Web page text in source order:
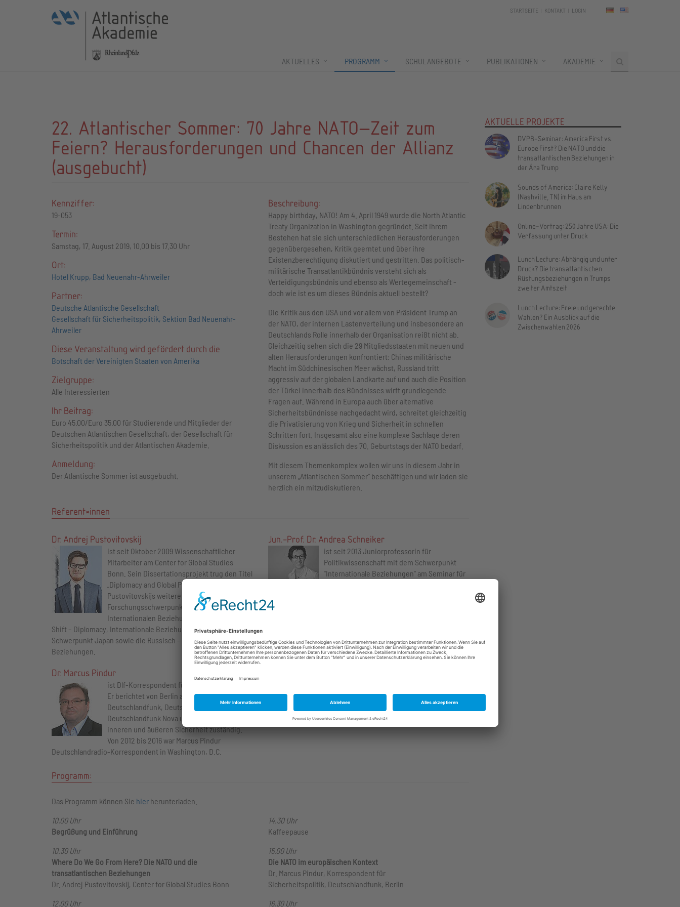
STARTSEITE KONTAKT LOGIN
AKTUELLES PROGRAMM SCHULANGEBOTE PUBLIKATIONEN AKADEMIE
22. Atlantischer Sommer: 70 Jahre NATO—Zeit zum
Feiern? Herausforderungen und Chancen der Allianz
(ausgebucht)
Kennziffer:
19-053
Termin:
Samstag, 17. August 2019, 10.00 bis 17.30 Uhr
Ort:
Hotel Krupp, Bad Neuenahr-Ahrweiler
Partner:
Deutsche Atlantische Gesellschaft
Gesellschaft für Sicherheitspolitik, Sektion Bad Neuenahr-
Ahrweiler
Diese Veranstaltung wird gefördert durch die
Botschaft der Vereinigten Staaten von Amerika
Zielgruppe:
Alle Interessierten
Ihr Beitrag:
Euro 45.00/Euro 35.00 für Studierende und Mitglieder der
Deutschen Atlantischen Gesellschaft, der Gesellschaft für
Sicherheitspolitik und der Atlantischen Akademie.
Anmeldung:
Der Atlantische Sommer ist ausgebucht.
Beschreibung:
Happy birthday, NATO! Am 4. April 1949 wurde die North Atlantic
Treaty Organization in Washington gegründet. Seit ihrem
Bestehen hat sie sich unterschiedlichen Herausforderungen
gegenübergesehen, Kritik geerntet und über ihre
Existenzberechtigung diskutiert und gestritten. Das politisch-
militärische Transatlantikbündnis versteht sich als
Verteidigungsbündnis und ebenso als Wertegemeinschaft -
doch wie ist es um dieses Bündnis aktuell bestellt?
Die Kritik aus den USA und vor allem von Präsident Trump an
der NATO, der internen Lastenverteilung und insbesondere an
Deutschlands Rolle innerhalb der Organisation reißt nicht ab.
Gleichzeitig sehen sich die 29 Mitgliedsstaaten mit neuen und
alten Herausforderungen konfrontiert: Chinas militärische
Macht im Südchinesischen Meer wächst, Russland tritt
aggressiv auf der globalen Landkarte auf und auch die Position
der Türkei innerhalb des Bündnisses wirft grundlegende
Fragen auf. Während in Europa auch über alternative
Sicherheitsbündnisse nachgedacht wird, schreitet gleichzeitig
die Privatisierung von Krieg und Sicherheit in schnellen
Schritten fort. Insgesamt also eine komplexe Sachlage deren
Diskussion es anlässlich des 70. Geburtstags der NATO bedarf.
Mit diesem Themenkomplex wollen wir uns in diesem Jahr in
unserem „Atlantischen Sommer“ beschäftigen und wir laden sie
herzlich ein mitzudiskutieren.
Referent*innen
Dr. Andrej Pustovitovskij
ist seit Oktober 2009 Wissenschaftlicher
Mitarbeiter am Center for Global Studies
Bonn. Sein Dissertationsprojekt trug den Titel
„Diplomacy and Global Power Shift.“ Dr.
Pustovitovskijs weitere
Forschungsschwerpunkte sind die
Internationalen Beziehungen, Global Power
Shift – Diplomacy, Internationale Beziehungen in Ostasien –
Schwerpunkt Japan sowie die Russisch – Japanischen
Beziehungen.
Dr. Marcus Pindur
ist Dlf-Korrespondent für Sicherheitspolitik.
Er berichtet von Berlin aus für
Deutschlandfunk, Deutschlandfunk Kultur und
Deutschlandfunk Nova und ist für Themen der
inneren und äußeren Sicherheit zuständig.
Von 2012 bis 2016 war Marcus Pindur
Deutschlandradio-Korrespondent in Washington, D.C.
Jun.-Prof. Dr. Andrea Schneiker
ist seit 2013 Juniorprofessorin für
Politikwissenschaft mit dem Schwerpunkt
"Internationale Beziehungen" am Seminar für
Friedens– und Konfliktforschung und Politische
Programm:
Das Programm können Sie hier herunterladen.
10.00 Uhr
Begrüßung und Einführung
10.30 Uhr
Where Do We Go From Here? Die NATO und die
transatlantischen Beziehungen
Dr. Andrej Pustovitovskij, Center for Global Studies Bonn
12.00 Uhr
14.30 Uhr
Kaffeepause
15.00 Uhr
Die NATO im europäischen Kontext
Dr. Marcus Pindur, Korrespondent für
Sicherheitspolitik, Deutschlandfunk, Berlin
16.30 Uhr
AKTUELLE PROJEKTE
DVPB-Seminar: America First vs.
Europe First? Die NATO und die
transatlantischen Beziehungen in
der Ära Trump
Sounds of America: Claire Kelly
(Nashville, TN) im Haus am
Lindenbrunnen
Online-Vortrag: 250 Jahre USA: Die
Verfassung unter Druck
Lunch Lecture: Abhängig und unter
Druck? Die transatlantischen
Rüstungsbeziehungen in Trumps
zweiter Amtszeit
Lunch Lecture: Freie und gerechte
Wahlen? Ein Ausblick auf die
Zwischenwahlen 2026